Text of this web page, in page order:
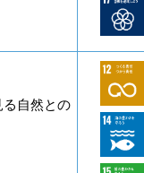
自然との